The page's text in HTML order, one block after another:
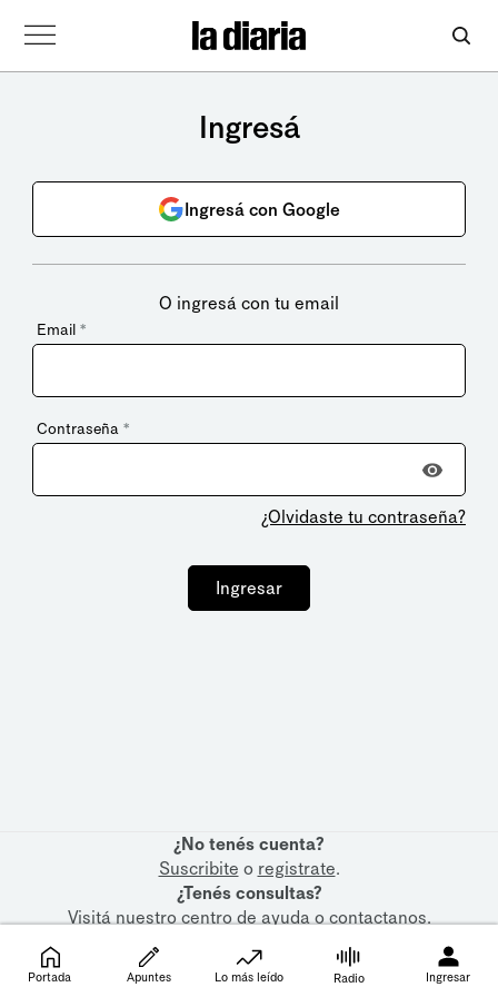
Ingresá
Ingresá con Google
O ingresá con tu email
Email *
Contraseña *
¿Olvidaste tu contraseña?
Ingresar
¿No tenés cuenta?
Suscribite o registrate.
¿Tenés consultas?
Visitá nuestrocentro de ayudaocontactanos.
Portada Apuntes Lo más leído Radio Ingresar